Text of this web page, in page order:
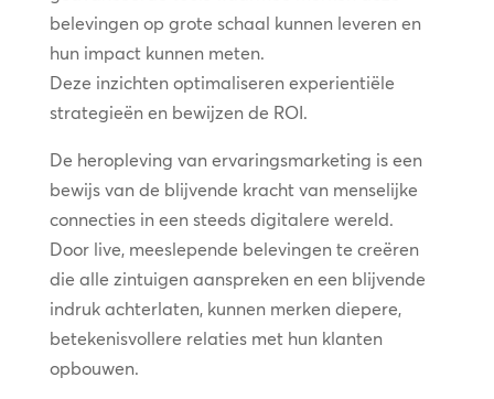
belevingen op grote schaal kunnen leveren en
hun impact kunnen meten.
Deze inzichten optimaliseren experientiële
strategieën en bewijzen de ROI.
De heropleving van ervaringsmarketing is een
bewijs van de blijvende kracht van menselijke
connecties in een steeds digitalere wereld.
Door live, meeslepende belevingen te creëren
die alle zintuigen aanspreken en een blijvende
indruk achterlaten, kunnen merken diepere,
betekenisvollere relaties met hun klanten
opbouwen.